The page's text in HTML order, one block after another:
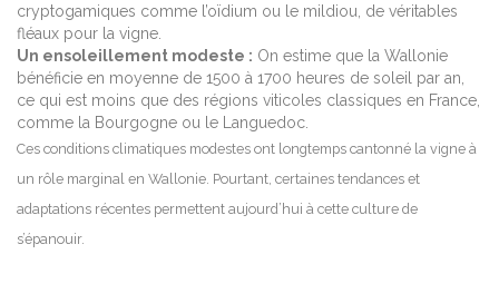
cryptogamiques comme l’oïdium ou le mildiou, de véritables
fléaux pour la vigne.
Un ensoleillement modeste : On estime que la Wallonie
bénéficie en moyenne de 1500 à 1700 heures de soleil par an,
ce qui est moins que des régions viticoles classiques en France,
comme la Bourgogne ou le Languedoc.
Ces conditions climatiques modestes ont longtemps cantonné la vigne à
un rôle marginal en Wallonie. Pourtant, certaines tendances et
adaptations récentes permettent aujourd’hui à cette culture de
s’épanouir.